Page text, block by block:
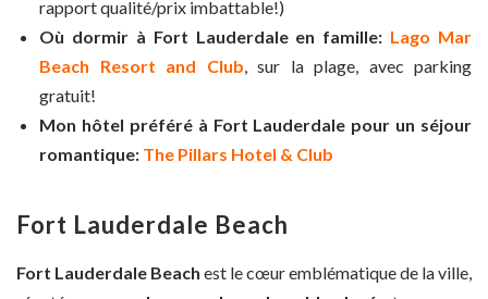
rapport qualité/prix imbattable!)
Où dormir à Fort Lauderdale en famille: Lago Mar
Beach Resort and Club, sur la plage, avec parking
gratuit!
Mon hôtel préféré à Fort Lauderdale pour un séjour
romantique: The Pillars Hotel & Club
Fort Lauderdale Beach
Fort Lauderdale Beach est le cœur emblématique de la ville,